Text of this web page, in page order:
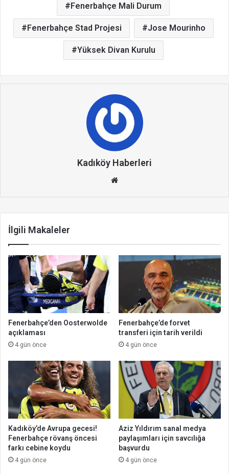
Fenerbahçe Mali Durum
Fenerbahçe Stad Projesi Jose Mourinho
Yüksek Divan Kurulu
Kadıköy Haberleri
İlgili Makaleler
Fenerbahçe’den Oosterwolde
açıklaması
4 gün önce
Fenerbahçe’de forvet
transferi için tarih verildi
4 gün önce
Kadıköy’de Avrupa gecesi!
Fenerbahçe rövanş öncesi
farkı cebine koydu
4 gün önce
Aziz Yıldırım sanal medya
paylaşımları için savcılığa
başvurdu
4 gün önce